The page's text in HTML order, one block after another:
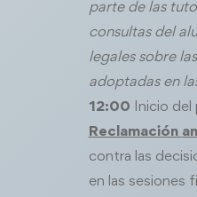
parte de las
consultas del
legales sobre
adoptadas en
12:00 Inicio del
Reclamación
contra las
en las sesiones